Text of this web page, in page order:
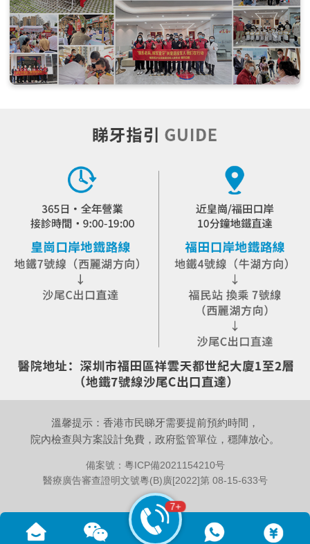
溫馨提示：香港市民睇牙需要提前預約時間，
院內檢查與方案設計免費，政府監管單位，穩陣放心。
備案號： 粵ICP備2021154210号
醫療廣告審查證明文號粵(B)廣[2022]第 08-15-633号
7+